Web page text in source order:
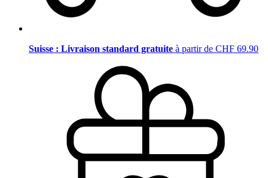
Suisse : Livraison standard gratuite à partir de CHF 69.90